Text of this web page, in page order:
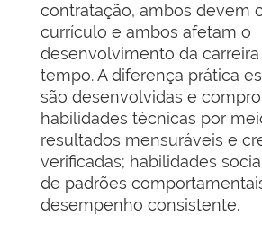
contratação, ambos devem
currículo e ambos afetam o
desenvolvimento da
tempo. A diferença prática
são desenvolvidas e
habilidades técnicas por
resultados mensuráveis e
verificadas; habilidades
de padrões
desempenho consistente.